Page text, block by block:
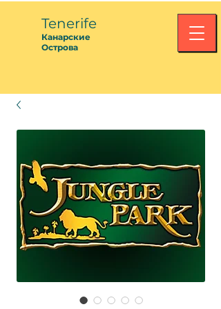
Tenerife
Канарские
Острова